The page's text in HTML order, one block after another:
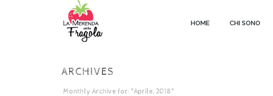
HOME CHI SONO
ARCHIVES
Monthly Archive for: "Aprile, 2018"